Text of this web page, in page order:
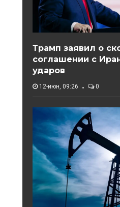
Трамп заявил о
соглашении с
ударов
12-июн, 09:26 0